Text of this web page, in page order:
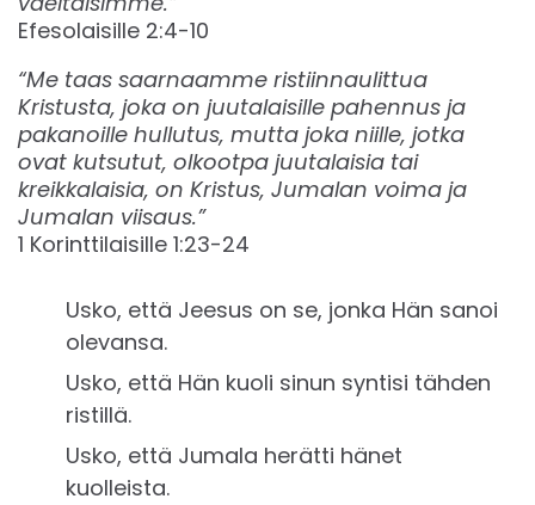
Efesolaisille 2:4-10‬‬
“Me taas saarnaamme ristiinnaulittua
Kristusta, joka on juutalaisille pahennus ja
pakanoille hullutus, mutta joka niille, jotka
ovat kutsutut, olkootpa juutalaisia tai
kreikkalaisia, on Kristus, Jumalan voima ja
Jumalan viisaus.”
1 Korinttilaisille 1:23-24‬‬
Usko, että Jeesus on se, jonka Hän sanoi
olevansa.
Usko, että Hän kuoli sinun syntisi tähden
ristillä.
Usko, että Jumala herätti hänet
kuolleista.